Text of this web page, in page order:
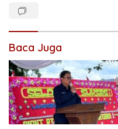
Baca Juga